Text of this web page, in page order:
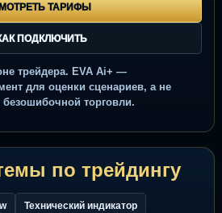
ТАРИФЫ
ПОДКЛЮЧИТЬ
трейдера. EVA Ai+ —
для оценки сценариев, а не
торговли.
по трейдингу
Технический индикатор